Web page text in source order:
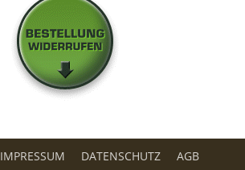
IMPRESSUM DATENSCHUTZ
AGB